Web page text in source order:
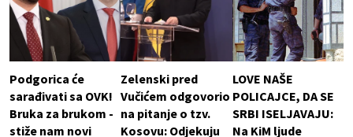
Podgorica će
sarađivati sa OVK!
Bruka za brukom -
stiže nam novi
Zelenski pred
Vučićem odgovorio
na pitanje o tzv.
Kosovu: Odjekuju
LOVE NAŠE
POLICAJCE, DA SE
SRBI ISELJAVAJU:
Na KiM ljude